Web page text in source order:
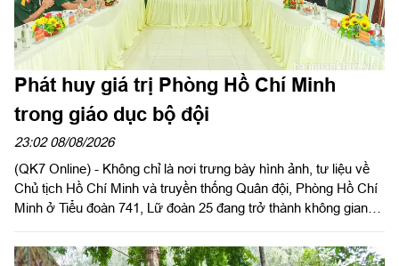
Phát huy giá trị Phòng Hồ Chí Minh
trong giáo dục bộ đội
23:02 08/08/2026
(QK7 Online) - Không chỉ là nơi trưng bày hình ảnh, tư liệu về
Chủ tịch Hồ Chí Minh và truyền thống Quân đội, Phòng Hồ Chí
Minh ở Tiểu đoàn 741, Lữ đoàn 25 đang trở thành không gian
chiến sĩ. Từ những hoạt động được tổ chức linh hoạt, sáng tạo,